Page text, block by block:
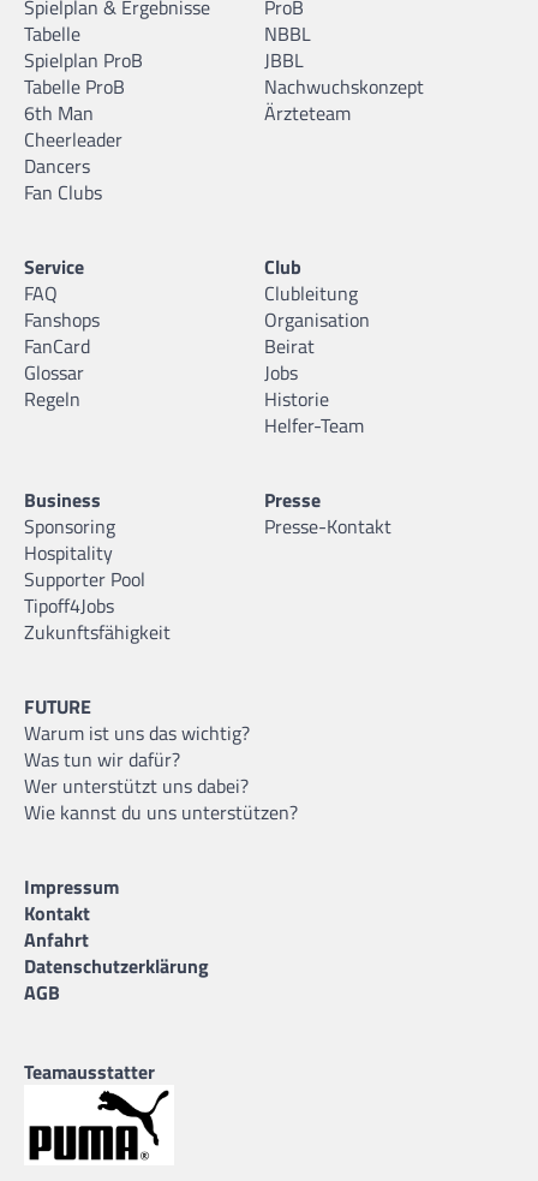
Spielplan & Ergebnisse
Tabelle
Spielplan ProB
Tabelle ProB
6th Man
Cheerleader
Dancers
Fan Clubs
ProB
NBBL
JBBL
Nachwuchskonzept
Ärzteteam
Service
FAQ
Fanshops
FanCard
Glossar
Regeln
Club
Clubleitung
Organisation
Beirat
Jobs
Historie
Helfer-Team
Business
Sponsoring
Hospitality
Supporter Pool
Tipoff4Jobs
Zukunftsfähigkeit
Presse
Presse-Kontakt
FUTURE
Warum ist uns das wichtig?
Was tun wir dafür?
Wer unterstützt uns dabei?
Wie kannst du uns unterstützen?
Impressum
Kontakt
Anfahrt
Datenschutzerklärung
AGB
Teamausstatter